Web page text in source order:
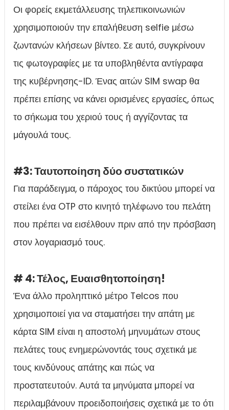
Οι φορείς εκμετάλλευσης τηλεπικοινωνιών
χρησιμοποιούν την επαλήθευση selfie μέσω
ζωντανών κλήσεων βίντεο. Σε αυτό, συγκρίνουν
τις φωτογραφίες με τα υποβληθέντα αντίγραφα
της κυβέρνησης-ID. Ένας αιτών SIM swap θα
πρέπει επίσης να κάνει ορισμένες εργασίες, όπως
το σήκωμα του χεριού τους ή αγγίζοντας τα
μάγουλά τους.
#3: Ταυτοποίηση δύο συστατικών
Για παράδειγμα, ο πάροχος του δικτύου μπορεί να
στείλει ένα OTP στο κινητό τηλέφωνο του πελάτη
που πρέπει να εισέλθουν πριν από την πρόσβαση
στον λογαριασμό τους.
# 4: Τέλος, Ευαισθητοποίηση!
Ένα άλλο προληπτικό μέτρο Telcos που
χρησιμοποιεί για να σταματήσει την απάτη με
κάρτα SIM είναι η αποστολή μηνυμάτων στους
πελάτες τους ενημερώνοντάς τους σχετικά με
τους κινδύνους απάτης και πώς να
προστατευτούν. Αυτά τα μηνύματα μπορεί να
περιλαμβάνουν προειδοποιήσεις σχετικά με το ότι